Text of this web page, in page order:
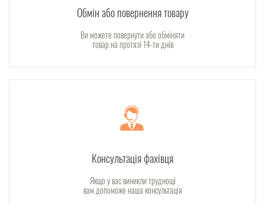
Обмін або повернення товару
Ви можете повернути або обміняти
товар на протязі 14-ти днів
Консультація фахівця
Якщо у вас виникли труднощі
вам допоможе наша консультація